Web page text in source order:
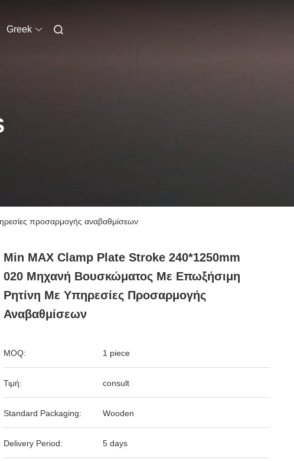
Greek
προσαρμογής αναβαθμίσεων
Min MAX Clamp Plate Stroke 240*1250mm
020 Μηχανή Βουσκώματος Με Επωξήσιμη
Ρητίνη Με Υπηρεσίες Προσαρμογής
Αναβαθμίσεων
MOQ: 1 piece
Τιμή: consult
Standard Packaging: Wooden
Delivery Period: 5 days